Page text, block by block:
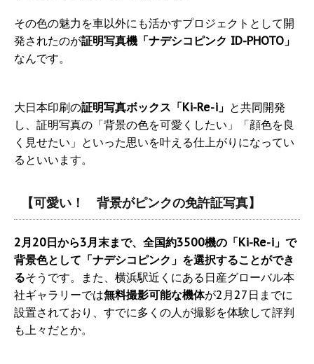
その色の魅力を車以外にも活かすプロジェクトとして開
発されたのが証明写真機「ナデシコピンク ID-PHOTO」
なんです。
大日本印刷の証明写真ボックス「Ki-Re-i」 と共同開発
し、証明写真の「背景の色を可愛くしたい」「顔色を良
く見せたい」といった思いを叶える仕上がりになってい
るといいます。
【可愛い！ 背景がピンクの免許証写真】
2月20日から3月末まで、全国約3500機の「Ki-Re-i」で
背景色として「ナデシコピンク」を選択することができ
るそうです。また、横浜駅近くにある日産グローバル本
社ギャラリーでは無料撮影可能な機体が2月27日までに
設置されており、すでに多くの人が撮影を体験して評判
も上々だとか。